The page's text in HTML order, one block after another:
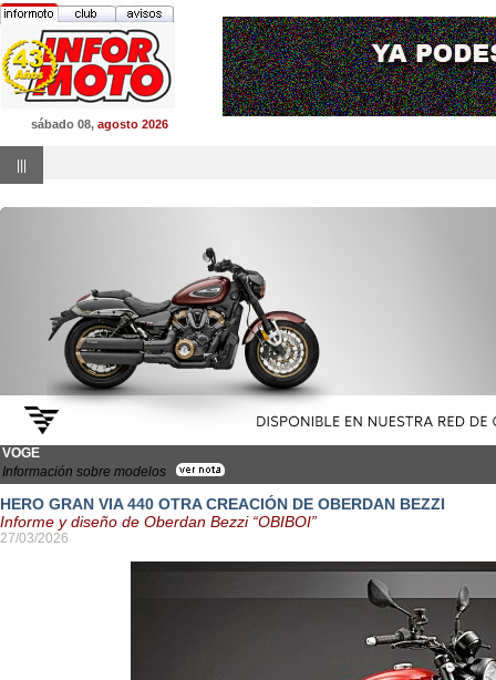
sábado 08, agosto 2026
VOGE
Información sobre modelos
HERO GRAN VIA 440 OTRA CREACIÓN DE OBERDAN BEZZI
Informe y diseño de Oberdan Bezzi “OBIBOI”
27/03/2026